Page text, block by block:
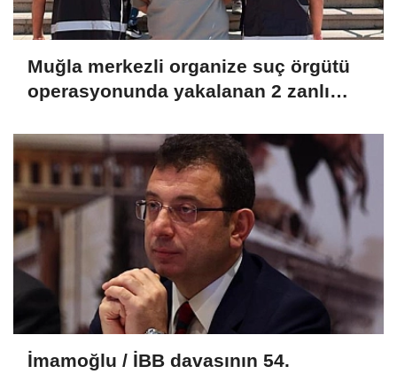
Muğla merkezli organize suç örgütü
operasyonunda yakalanan 2 zanlı
İmamoğlu / İBB davasının 54.